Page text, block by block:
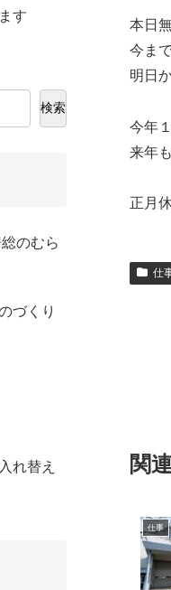
本日
今ま
明日
今年
来年
正月
仕
関
仕事
す
検索
のむら
づくり
れ替え